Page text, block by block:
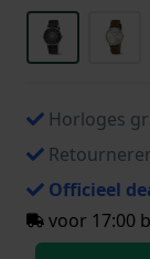
Horloges
Officieel
voor 17:00